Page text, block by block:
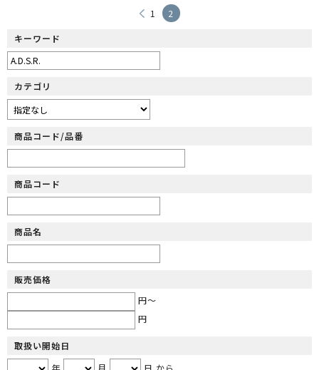
1 2
キーワード
カテゴリ
商品コード/品番
商品コード
商品名
販売価格
円～
円
取扱い開始日
年
月
日 から